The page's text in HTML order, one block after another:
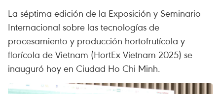
La séptima edición de la Exposición y Seminario
Internacional sobre las tecnologías de
procesamiento y producción hortofrutícola y
florícola de Vietnam (HortEx Vietnam 2025) se
inauguró hoy en Ciudad Ho Chi Minh.